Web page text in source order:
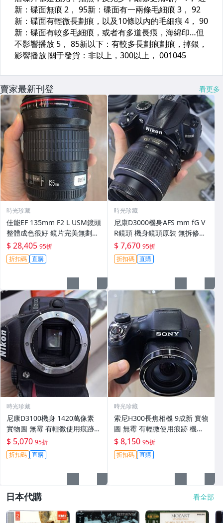
賣家最新刊登 看更多
時光珍藏
佳能EF 135mm F2 L USM鏡頭
整體成色很好 鏡片完美無劃痕
功能一切正常 無拆修無-3430
$ 28,405 95折
折扣碼 直購
時光珍藏
尼康D3000機身AFS mm fG V
R鏡頭 機身鏡頭原裝 無拆修無
翻新 有輕微使用痕跡 鏡頭-34
30
$ 7,670 95折
折扣碼 直購
時光珍藏
尼康D3100機身 1420萬像素
實物圖 無霉 有輕微使用痕跡
機身原裝 無拆修無翻新 臨-34
3
$ 5,070 95折
折扣碼 直購
時光珍藏
索尼H300長焦相機 9成新 實物
圖 無霉 有輕微使用痕跡 機身
鏡頭原裝 無拆修無翻新-3430
$ 8,150 95折
折扣碼 直購
日本代購 看全部